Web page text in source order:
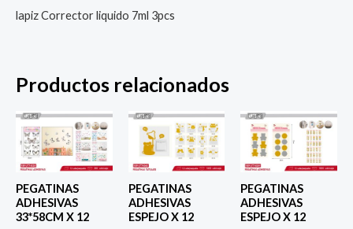
lapiz Corrector liquido 7ml 3pcs
Productos relacionados
PEGATINAS
ADHESIVAS
33*58CM X 12
PEGATINAS
ADHESIVAS
ESPEJO X 12
PEGATINAS
ADHESIVAS
ESPEJO X 12